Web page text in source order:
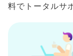
料でトータルサ